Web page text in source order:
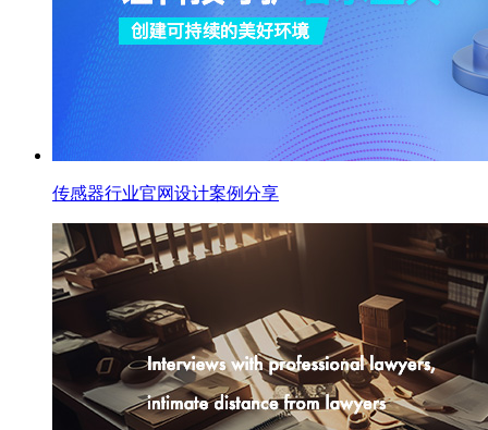
传感器行业官网设计案例分享